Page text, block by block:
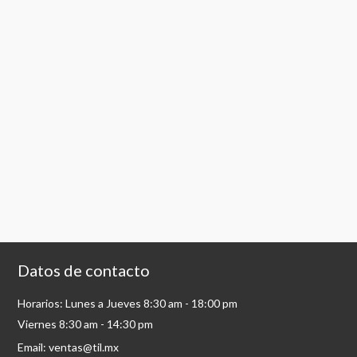
Datos de contacto
Horarios: Lunes a Jueves 8:30 am - 18:00 pm
Viernes 8:30 am - 14:30 pm
Email: ventas@til.mx